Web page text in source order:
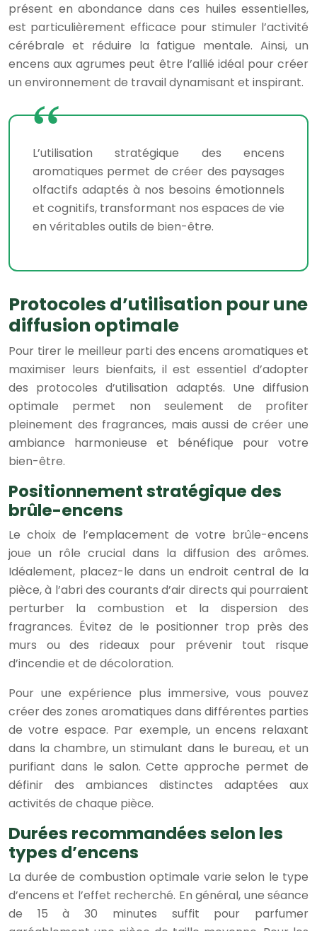
présent en abondance dans ces huiles essentielles,
est particulièrement efficace pour stimuler l’activité
cérébrale et réduire la fatigue mentale. Ainsi, un
encens aux agrumes peut être l’allié idéal pour créer
un environnement de travail dynamisant et inspirant.
L’utilisation stratégique des encens
aromatiques permet de créer des paysages
olfactifs adaptés à nos besoins émotionnels
et cognitifs, transformant nos espaces de vie
en véritables outils de bien-être.
Protocoles d’utilisation pour une
diffusion optimale
Pour tirer le meilleur parti des encens aromatiques et
maximiser leurs bienfaits, il est essentiel d’adopter
des protocoles d’utilisation adaptés. Une diffusion
optimale permet non seulement de profiter
pleinement des fragrances, mais aussi de créer une
ambiance harmonieuse et bénéfique pour votre
bien-être.
Positionnement stratégique des
brûle-encens
Le choix de l’emplacement de votre brûle-encens
joue un rôle crucial dans la diffusion des arômes.
Idéalement, placez-le dans un endroit central de la
pièce, à l’abri des courants d’air directs qui pourraient
perturber la combustion et la dispersion des
fragrances. Évitez de le positionner trop près des
murs ou des rideaux pour prévenir tout risque
d’incendie et de décoloration.
Pour une expérience plus immersive, vous pouvez
créer des zones aromatiques dans différentes parties
de votre espace. Par exemple, un encens relaxant
dans la chambre, un stimulant dans le bureau, et un
purifiant dans le salon. Cette approche permet de
définir des ambiances distinctes adaptées aux
activités de chaque pièce.
Durées recommandées selon les
types d’encens
La durée de combustion optimale varie selon le type
d’encens et l’effet recherché. En général, une séance
de 15 à 30 minutes suffit pour parfumer